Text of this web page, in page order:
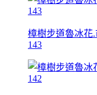
樟樹步道魯冰花.
143